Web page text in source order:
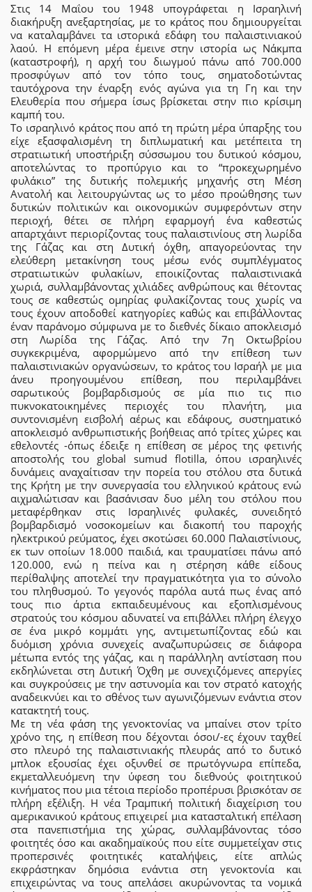
Στις 14 Μαΐου του 1948 υπογράφεται η Ισραηλινή
διακήρυξη ανεξαρτησίας, με το κράτος που δημιουργείται
να καταλαμβάνει τα ιστορικά εδάφη του παλαιστινιακού
λαού. Η επόμενη μέρα έμεινε στην ιστορία ως Νάκμπα
(καταστροφή), η αρχή του διωγμού πάνω από 700.000
προσφύγων από τον τόπο τους, σηματοδοτώντας
ταυτόχρονα την έναρξη ενός αγώνα για τη Γη και την
Ελευθερία που σήμερα ίσως βρίσκεται στην πιο κρίσιμη
καμπή του.
Το ισραηλινό κράτος που από τη πρώτη μέρα ύπαρξης του
είχε εξασφαλισμένη τη διπλωματική και μετέπειτα τη
στρατιωτική υποστήριξη σύσσωμου του δυτικού κόσμου,
αποτελώντας το προπύργιο και το “προκεχωρημένο
φυλάκιο” της δυτικής πολεμικής μηχανής στη Μέση
Ανατολή και λειτουργώντας ως το μέσο προώθησης των
δυτικών πολιτικών και οικονομικών συμφερόντων στην
περιοχή, θέτει σε πλήρη εφαρμογή ένα καθεστώς
απαρτχάιντ περιορίζοντας τους παλαιστινίους στη λωρίδα
της Γάζας και στη Δυτική όχθη, απαγορεύοντας την
ελεύθερη μετακίνηση τους μέσω ενός συμπλέγματος
στρατιωτικών φυλακίων, εποικίζοντας παλαιστινιακά
χωριά, συλλαμβάνοντας χιλιάδες ανθρώπους και θέτοντας
τους σε καθεστώς ομηρίας φυλακίζοντας τους χωρίς να
τους έχουν αποδοθεί κατηγορίες καθώς και επιβάλλοντας
έναν παράνομο σύμφωνα με το διεθνές δίκαιο αποκλεισμό
στη Λωρίδα της Γάζας. Από την 7η Οκτωβρίου
συγκεκριμένα, αφορμώμενο από την επίθεση των
παλαιστινιακών οργανώσεων, το κράτος του Ισραήλ με μια
άνευ προηγουμένου επίθεση, που περιλαμβάνει
σαρωτικούς βομβαρδισμούς σε μία πιο τις πιο
πυκνοκατοικημένες περιοχές του πλανήτη, μια
συντονισμένη εισβολή αέρως και εδάφους, συστηματικό
αποκλεισμό ανθρωπιστικής βοήθειας από τρίτες χώρες και
εθελοντές -όπως έδειξε η επίθεση σε μέρος της φετινής
αποστολής του global sumud flotilla, όπου ισραηλινές
δυνάμεις αναχαίτισαν την πορεία του στόλου στα δυτικά
της Κρήτη με την συνεργασία του ελληνικού κράτους ενώ
αιχμαλώτισαν και βασάνισαν δυο μέλη του στόλου που
μεταφέρθηκαν στις Ισραηλινές φυλακές, συνειδητό
βομβαρδισμό νοσοκομείων και διακοπή του παροχής
ηλεκτρικού ρεύματος, έχει σκοτώσει 60.000 Παλαιστίνιους,
εκ των οποίων 18.000 παιδιά, και τραυματίσει πάνω από
120.000, ενώ η πείνα και η στέρηση κάθε είδους
περίθαλψης αποτελεί την πραγματικότητα για το σύνολο
του πληθυσμού. Το γεγονός παρόλα αυτά πως ένας από
τους πιο άρτια εκπαιδευμένους και εξοπλισμένους
στρατούς του κόσμου αδυνατεί να επιβάλλει πλήρη έλεγχο
σε ένα μικρό κομμάτι γης, αντιμετωπίζοντας εδώ και
δυόμιση χρόνια συνεχείς αναζωπυρώσεις σε διάφορα
μέτωπα εντός της γάζας, και η παράλληλη αντίσταση που
εκδηλώνεται στη Δυτική Όχθη με συνεχιζόμενες απεργίες
και συγκρούσεις με την αστυνομία και τον στρατό κατοχής
αναδεικνύει και το σθένος των αγωνιζόμενων ενάντια στον
κατακτητή τους.
Με τη νέα φάση της γενοκτονίας να μπαίνει στον τρίτο
χρόνο της, η επίθεση που δέχονται όσοι/-ες έχουν ταχθεί
στο πλευρό της παλαιστινιακής πλευράς από το δυτικό
μπλοκ εξουσίας έχει οξυνθεί σε πρωτόγνωρα επίπεδα,
εκμεταλλευόμενη την ύφεση του διεθνούς φοιτητικού
κινήματος που μια τέτοια περίοδο προπέρυσι βρισκόταν σε
πλήρη εξέλιξη. Η νέα Τραμπική πολιτική διαχείριση του
αμερικανικού κράτους επιχειρεί μια κατασταλτική επέλαση
στα πανεπιστήμια της χώρας, συλλαμβάνοντας τόσο
φοιτητές όσο και ακαδημαϊκούς που είτε συμμετείχαν στις
προπερσινές φοιτητικές καταλήψεις, είτε απλώς
εκφράστηκαν δημόσια ενάντια στη γενοκτονία και
επιχειρώντας να τους απελάσει ακυρώνοντας τα νομικά